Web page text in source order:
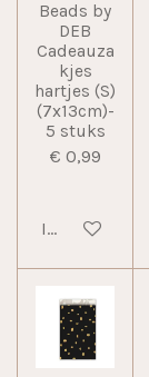
Beads by
DEB
Cadeauza
kjes
hartjes (S)
(7x13cm)-
5 stuks
€ 0,99
In